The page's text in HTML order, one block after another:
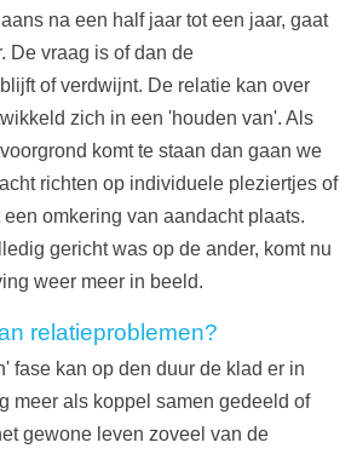
na een half jaar tot een jaar, gaat
De vraag is of dan de
of verdwijnt. De relatie kan over
zich in een 'houden van'. Als
komt te staan dan gaan we
richten op individuele pleziertjes of
omkering van aandacht plaats.
gericht was op de ander, komt nu
weer meer in beeld.
relatieproblemen?
fase kan op den duur de klad er in
meer als koppel samen gedeeld of
gewone leven zoveel van de